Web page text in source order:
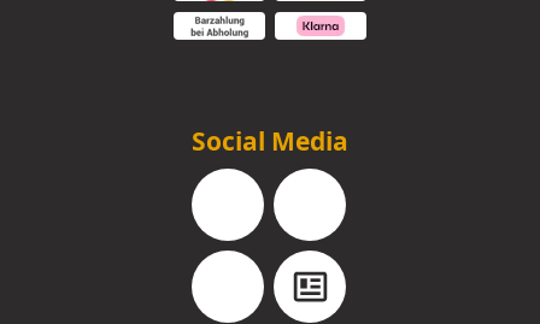
Social Media
Facebook Instagram
YouTube Blog